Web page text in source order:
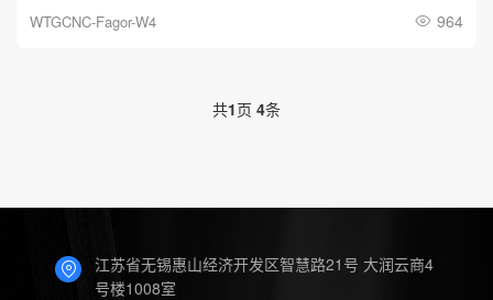
WTGCNC-Fagor-W4 964
共1页 4条
江苏省无锡惠山经济开发区智慧路21号 大润云商4
号楼1008室